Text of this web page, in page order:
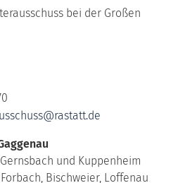
bei der Großen
und Kuppenheim
Bischweier, Loffenau